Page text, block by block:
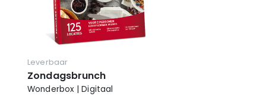
Leverbaar
Zondagsbrunch
Wonderbox | Digitaal